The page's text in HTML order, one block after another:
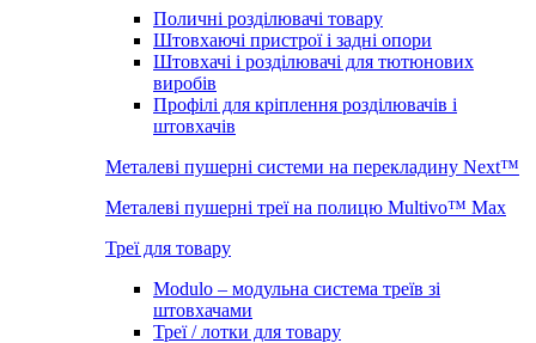
Поличні розділювачі товару
Штовхаючі пристрої і задні опори
Штовхачі і розділювачі для тютюнових
виробів
Профілі для кріплення розділювачів і
штовхачів
Металеві пушерні системи на перекладину Next™
Металеві пушерні треї на полицю Multivo™ Max
Треї для товару
Modulo – модульна система треїв зі
штовхачами
Треї / лотки для товару